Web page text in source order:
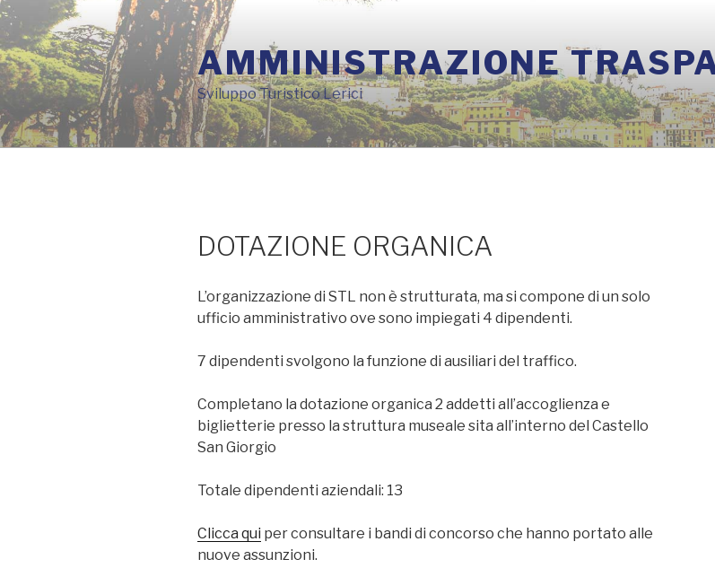
Salta
al
contenuto
AMMINISTRAZIONE
Sviluppo Turistico Lerici
DOTAZIONE ORGANICA
L’organizzazione di STL non è strutturata, ma si compone di un solo
ufficio amministrativo ove sono impiegati 4 dipendenti.
7 dipendenti svolgono la funzione di ausiliari del traffico.
Completano la dotazione organica 2 addetti all’accoglienza e
biglietterie presso la struttura museale sita all’interno del Castello
San Giorgio
Totale dipendenti aziendali: 13
Clicca qui per consultare i bandi di concorso che hanno portato alle
nuove assunzioni.